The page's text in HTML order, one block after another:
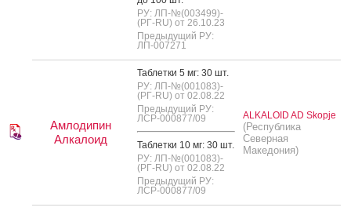
РУ: ЛП-№(003499)-
(РГ-RU) от 26.10.23
Предыдущий РУ:
ЛП-007271
Амлодипин
Алкалоид
Таб­летки 5 мг: 30 шт.
РУ: ЛП-№(001083)-
(РГ-RU) от 02.08.22
Предыдущий РУ:
ЛСР-000877/09
Таб­летки 10 мг: 30 шт.
РУ: ЛП-№(001083)-
(РГ-RU) от 02.08.22
Предыдущий РУ:
ЛСР-000877/09
ALKALOID AD Skopje
(Республика
Северная
Македония)